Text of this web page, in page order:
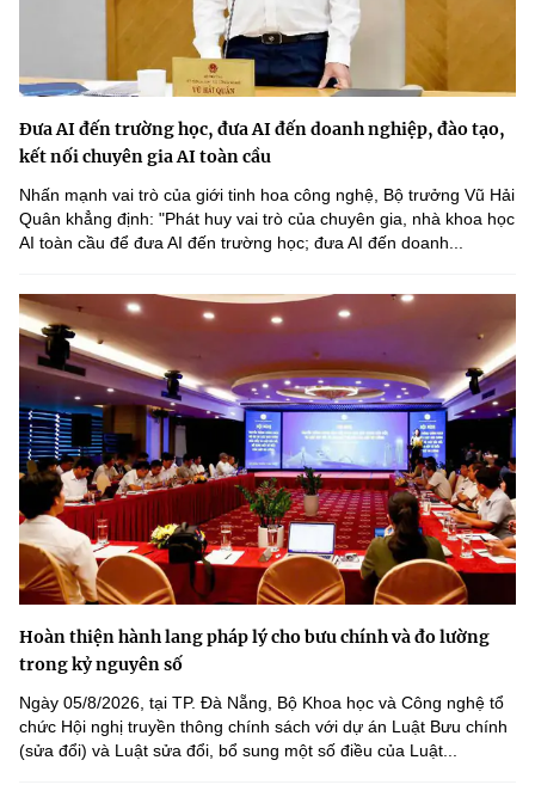
Đưa AI đến trường học, đưa AI đến doanh nghiệp, đào tạo,
kết nối chuyên gia AI toàn cầu
Nhấn mạnh vai trò của giới tinh hoa công nghệ, Bộ trưởng Vũ Hải
Quân khẳng định: "Phát huy vai trò của chuyên gia, nhà khoa học
AI toàn cầu để đưa AI đến trường học; đưa AI đến doanh...
Hoàn thiện hành lang pháp lý cho bưu chính và đo lường
trong kỷ nguyên số
Ngày 05/8/2026, tại TP. Đà Nẵng, Bộ Khoa học và Công nghệ tổ
chức Hội nghị truyền thông chính sách với dự án Luật Bưu chính
(sửa đổi) và Luật sửa đổi, bổ sung một số điều của Luật...